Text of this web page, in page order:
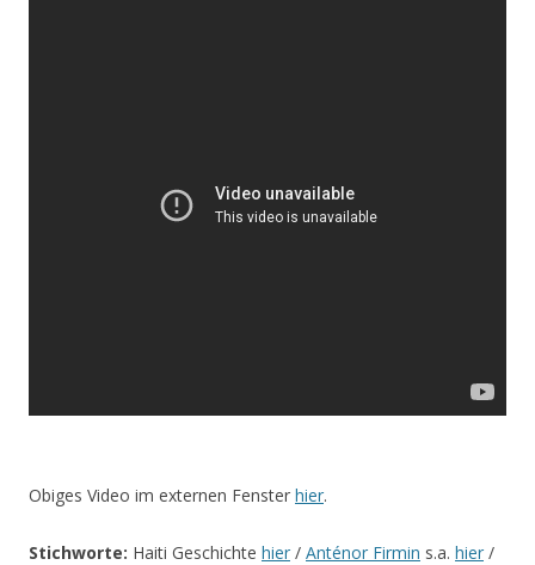
Obiges Video im externen Fenster hier.
Stichworte: Haiti Geschichte hier / Anténor Firmin s.a. hier /